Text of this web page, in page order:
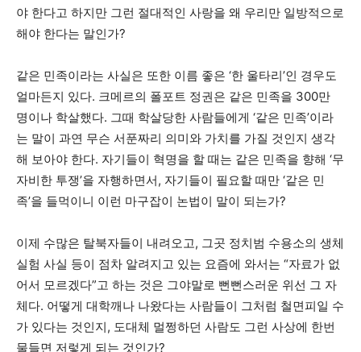
야 한다고 하지만 그런 절대적인 사랑을 왜 우리만 일방적으로
해야 한다는 말인가?
같은 민족이라는 사실은 또한 이름 좋은 ‘한 울타리’인 경우도
얼마든지 있다. 크메르의 폴포트 정권은 같은 민족을 300만
명이나 학살했다. 그때 학살당한 사람들에게 ‘같은 민족’이라
는 말이 과연 무슨 서푼짜리 의미와 가치를 가질 것인지 생각
해 보아야 한다. 자기들이 혁명을 할 때는 같은 민족을 향해 ‘무
자비한 투쟁’을 자행하면서, 자기들이 필요할 때만 ‘같은 민
족’을 들먹이니 이런 마구잡이 논법이 말이 되는가?
이제 수많은 탈북자들이 내려오고, 그곳 정치범 수용소의 생체
실험 사실 등이 점차 알려지고 있는 요즘에 와서는 “자료가 없
어서 모르겠다”고 하는 것은 그야말로 뻔뻔스러운 위선 그 자
체다. 어떻게 대학깨나 나왔다는 사람들이 그처럼 철면피일 수
가 있다는 것인지, 도대체 멀쩡하던 사람도 그런 사상에 한번
물들면 저렇게 되는 것인가?